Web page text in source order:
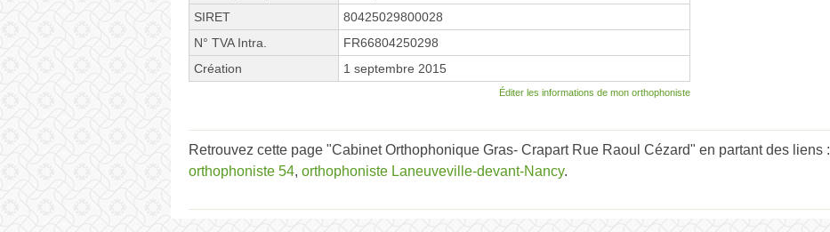
SIRET
80425029800028
N° TVA Intra.
FR66804250298
Création
1 septembre 2015
Éditer les informations de mon orthophoniste
Retrouvez cette page "Cabinet Orthophonique Gras- Crapart Rue Raoul Cézard" en partant des liens :
orthophoniste 54, orthophoniste Laneuveville-devant-Nancy.